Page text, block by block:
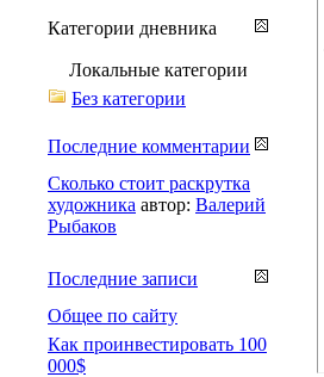
Категории дневника
Локальные категории
Без категории
Последние комментарии
Сколько стоит раскрутка
художника автор: Валерий
Рыбаков
Последние записи
Общее по сайту
Как проинвестировать 100
000$